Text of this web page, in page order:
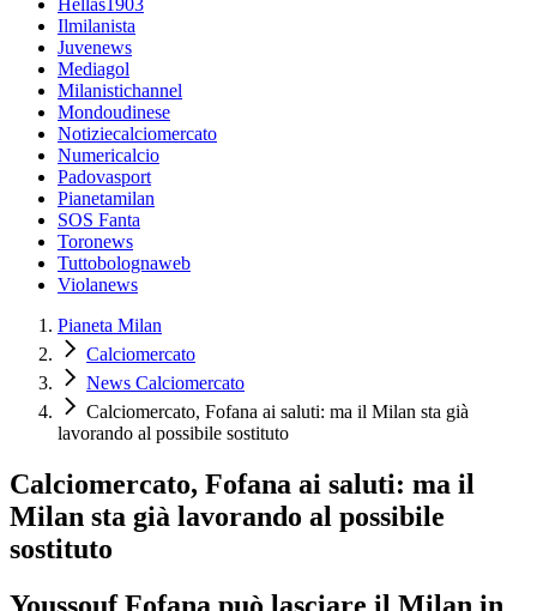
Hellas1903
Ilmilanista
Juvenews
Mediagol
Milanistichannel
Mondoudinese
Notiziecalciomercato
Numericalcio
Padovasport
Pianetamilan
SOS Fanta
Toronews
Tuttobolognaweb
Violanews
Pianeta Milan
Calciomercato
News Calciomercato
Calciomercato, Fofana ai saluti: ma il Milan sta già
lavorando al possibile sostituto
Calciomercato, Fofana ai saluti: ma il
Milan sta già lavorando al possibile
sostituto